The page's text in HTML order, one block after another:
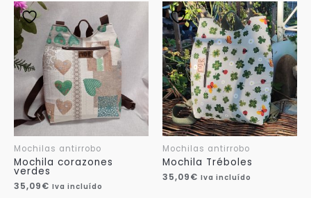
Mochilas antirrobo
Mochila corazones
verdes
35,09€ Iva incluído
Mochilas antirrobo
Mochila Tréboles
35,09€ Iva incluído